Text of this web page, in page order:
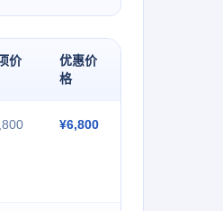
价
优惠价
格
¥6,800